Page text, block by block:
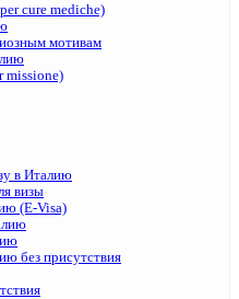
cure mediche)
мотивам
missione)
в Италию
визы
(E-Visa)
без присутствия